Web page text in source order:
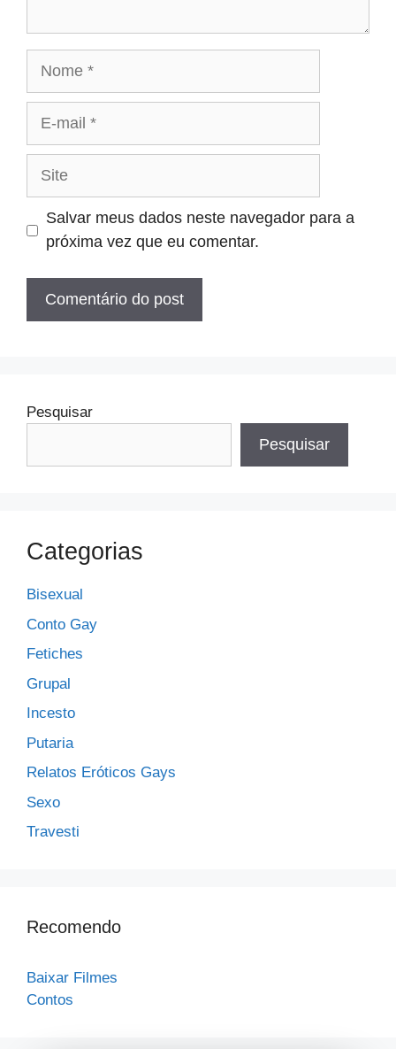
Site
Salvar meus dados neste navegador para a
próxima vez que eu comentar.
Pesquisar
Pesquisar
Categorias
Bisexual
Conto Gay
Fetiches
Grupal
Incesto
Putaria
Relatos Eróticos Gays
Sexo
Travesti
Recomendo
Baixar Filmes
Contos